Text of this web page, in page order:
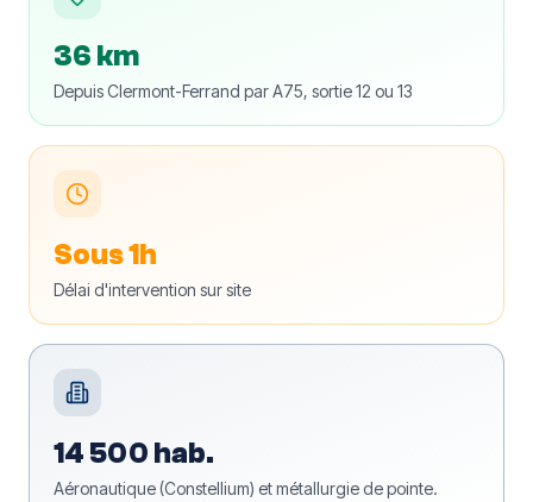
36 km
Depuis Clermont-Ferrand par A75, sortie 12 ou 13
Sous 1h
Délai d'intervention sur site
14 500 hab.
Aéronautique (Constellium) et métallurgie de pointe.